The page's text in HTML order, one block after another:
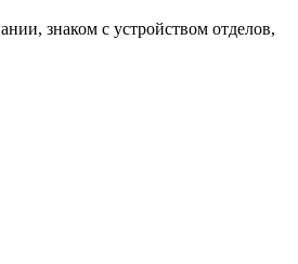
знаком с устройством отделов,